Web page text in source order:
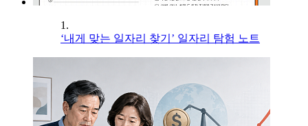
1.
‘내게 맞는 일자리 찾기’ 일자리 탐험 노트